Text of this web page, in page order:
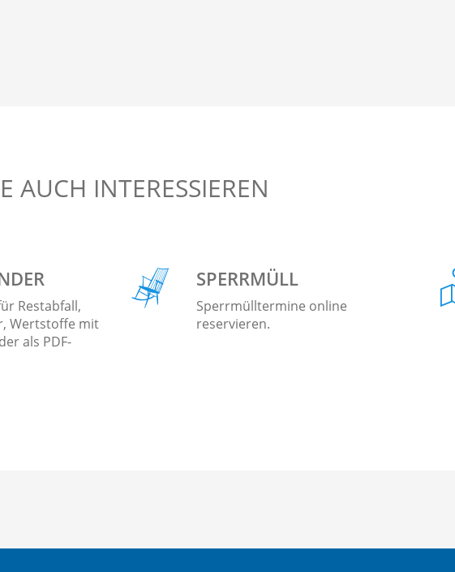
AUCH INTERESSIEREN
Restabfall,
Wertstoffe mit
als PDF-
SPERRMÜLL
Sperrmülltermine online
reservieren.